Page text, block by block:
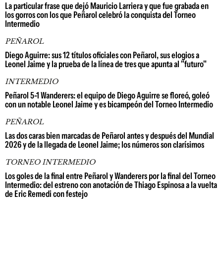
La particular frase que dejó Mauricio Larriera y que fue grabada en
los gorros con los que Peñarol celebró la conquista del Torneo
Intermedio
PEÑAROL
Diego Aguirre: sus 12 títulos oficiales con Peñarol, sus elogios a
Leonel Jaime y la prueba de la línea de tres que apunta al "futuro"
INTERMEDIO
Peñarol 5-1 Wanderers: el equipo de Diego Aguirre se floreó, goleó
con un notable Leonel Jaime y es bicampeón del Torneo Intermedio
PEÑAROL
Las dos caras bien marcadas de Peñarol antes y después del Mundial
2026 y de la llegada de Leonel Jaime; los números son clarísimos
TORNEO INTERMEDIO
Los goles de la final entre Peñarol y Wanderers por la final del Torneo
Intermedio: del estreno con anotación de Thiago Espinosa a la vuelta
de Eric Remedi con festejo